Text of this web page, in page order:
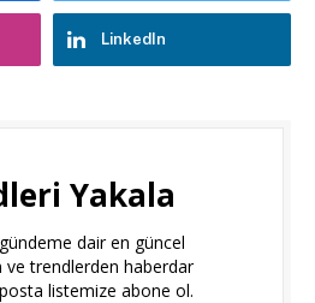
LinkedIn
Yakala
dair en güncel
ve trendlerden haberdar
listemize abone ol.